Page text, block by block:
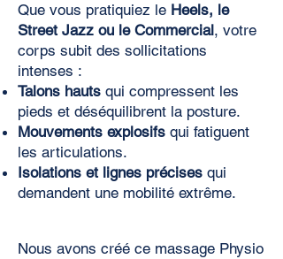
Que vous pratiquiez le Heels, le
Street Jazz ou le Commercial, votre
corps subit des sollicitations
intenses :
Talons hauts qui compressent les
pieds et déséquilibrent la posture.
Mouvements explosifs qui fatiguent
les articulations.
Isolations et lignes précises qui
demandent une mobilité extrême.
Nous avons créé ce massage Physio